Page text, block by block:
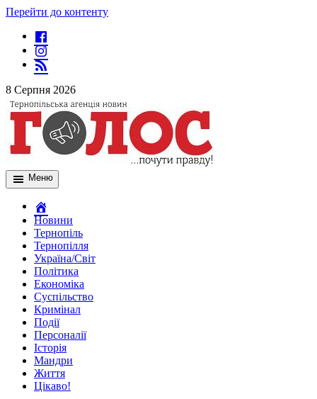
Перейти до контенту
8 Серпня 2026
Меню
Новини
Тернопіль
Тернопілля
Україна/Світ
Політика
Економіка
Суспільство
Кримінал
Події
Персоналії
Історія
Мандри
Життя
Цікаво!